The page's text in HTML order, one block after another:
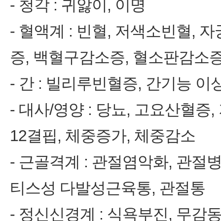
- 청각 : 귀앓이, 이명
- 혈액계 : 빈혈, 저색소빈혈,
증, 백혈구감소증, 혈소판감소
- 간 : 빌리루빈혈증, 간기능 이
- 대사/영양 : 당뇨, 고요산혈증
12결핍, 체중증가, 체중감소
- 근골격계 : 관절염악화, 관절
티스성 다발성근육통, 관절통
- 정신신경계 : 식욕부진, 무감